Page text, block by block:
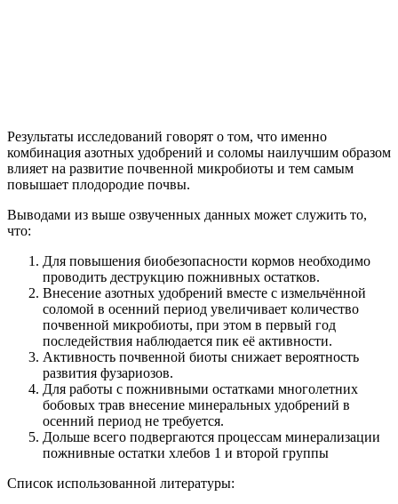
Результаты исследований говорят о том, что именно
комбинация азотных удобрений и соломы наилучшим образом
влияет на развитие почвенной микробиоты и тем самым
повышает плодородие почвы.
Выводами из выше озвученных данных может служить то,
что:
Для повышения биобезопасности кормов необходимо
проводить деструкцию пожнивных остатков.
Внесение азотных удобрений вместе с измельчённой
соломой в осенний период увеличивает количество
почвенной микробиоты, при этом в первый год
последействия наблюдается пик её активности.
Активность почвенной биоты снижает вероятность
развития фузариозов.
Для работы с пожнивными остатками многолетних
бобовых трав внесение минеральных удобрений в
осенний период не требуется.
Дольше всего подвергаются процессам минерализации
пожнивные остатки хлебов 1 и второй группы
Список использованной литературы: